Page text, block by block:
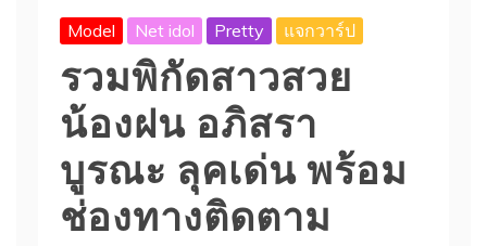
Model Net idol Pretty แจกวาร์ป
รวมพิกัดสาวสวย
น้องฝน อภิสรา
บูรณะ ลุคเด่น พร้อม
ช่องทางติดตาม